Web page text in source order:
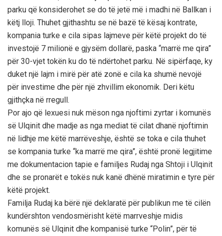
parku që konsiderohet se do të jetë më i madhi në Ballkan i
këtj lloji. Thuhet gjithashtu se në bazë të kësaj kontrate,
kompania turke e cila sipas lajmeve për këtë projekt do të
investojë 7 milionë e gjysëm dollarë, paska “marrë me qira”
për 30-vjet tokën ku do të ndërtohet parku. Në sipërfaqe, ky
duket një lajm i mirë për atë zonë e cila ka shumë nevojë
për investime dhe për një zhvillim ekonomik. Deri këtu
gjithçka në rregull.
Por ajo që lexuesi nuk mëson nga njoftimi zyrtar i komunës
së Ulqinit dhe madje as nga mediat të cilat dhanë njoftimin
në lidhje me këtë marrëveshje, është se toka e cila thuhet
se kompania turke “ka marrë me qira”, është pronë legjitime
me dokumentacion tapie e familjes Rudaj nga Shtoji i Ulqinit
dhe se pronarët e tokës nuk kanë dhënë miratimin e tyre për
këtë projekt.
Familja Rudaj ka bërë një deklaratë për publikun me të cilën
kundërshton vendosmërisht këtë marrveshje midis
komunës së Ulqinit dhe kompanisë turke “Polin”, për të